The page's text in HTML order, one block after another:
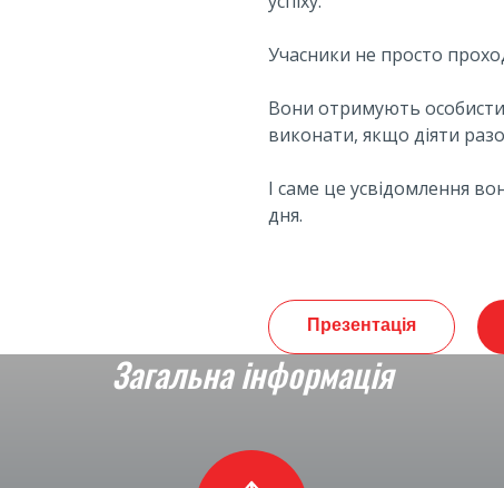
Учасники не просто
Вони отримують
виконати, якщо діяти
І саме це усвідомлення
дня.
Презентація
Загальна інформація